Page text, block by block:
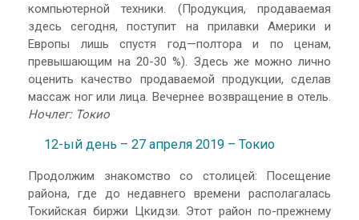
компьютерной техники. (Продукция, продаваемая
здесь сегодня, поступит на прилавки Америки и
Европы лишь спустя год—полтора и по ценам,
превышающим на 20-30 %). Здесь же можно лично
оценить качество продаваемой продукции, сделав
массаж ног или лица. Вечернее возвращение в отель.
Ночлег: Токио
12-ый день – 27 апреля 2019 – Токио
Продолжим знакомство со столицей: Посещение
района, где до недавнего времени располагалась
Токийская биржи Цкидзи. Этот район по-прежнему